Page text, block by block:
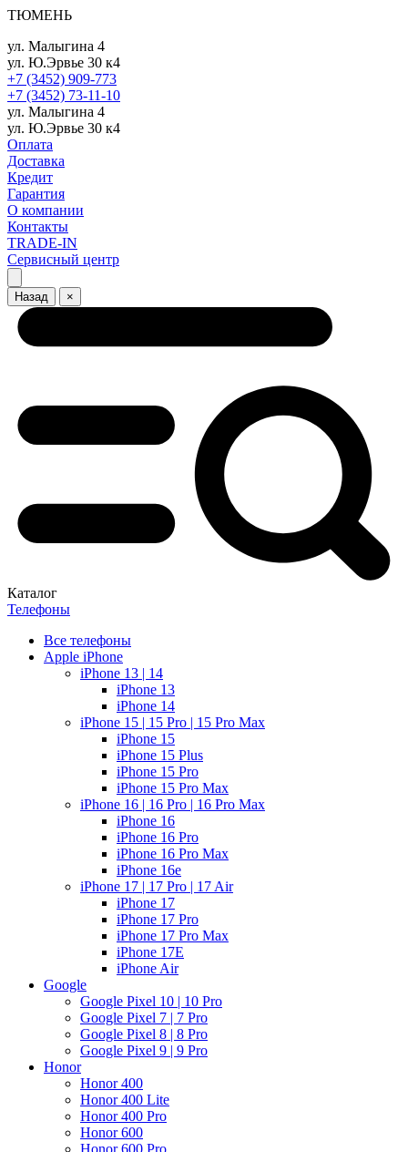
ТЮМЕНЬ
ул. Малыгина 4
ул. Ю.Эрвье 30 к4
+7 (3452) 909-773
+7 (3452) 73-11-10
ул. Малыгина 4
ул. Ю.Эрвье 30 к4
Оплата
Доставка
Кредит
Гарантия
О компании
Контакты
TRADE-IN
Сервисный центр
Назад ×
Каталог
Телефоны
Все телефоны
Apple iPhone
iPhone 13 | 14
iPhone 13
iPhone 14
iPhone 15 | 15 Pro | 15 Pro Max
iPhone 15
iPhone 15 Plus
iPhone 15 Pro
iPhone 15 Pro Max
iPhone 16 | 16 Pro | 16 Pro Max
iPhone 16
iPhone 16 Pro
iPhone 16 Pro Max
iPhone 16e
iPhone 17 | 17 Pro | 17 Air
iPhone 17
iPhone 17 Pro
iPhone 17 Pro Max
iPhone 17E
iPhone Air
Google
Google Pixel 10 | 10 Pro
Google Pixel 7 | 7 Pro
Google Pixel 8 | 8 Pro
Google Pixel 9 | 9 Pro
Honor
Honor 400
Honor 400 Lite
Honor 400 Pro
Honor 600